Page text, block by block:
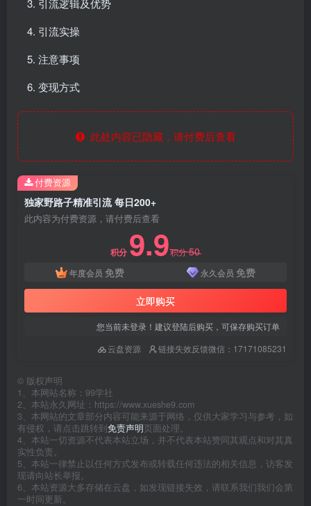
引流逻辑及优势
引流实操
注意事项
变现方式
此处内容已隐藏，请付费后查看
独家野路子精准引流 每日200+
此内容为付费资源，请付费后查看
积分 9.9积分50
年度会员 免费 永久会员 免费
立即购买
您当前未登录！建议登陆后购买，可保存购买订单
云盘资源
链接失效反馈微信：17171085231
付费资源
© 版权声明
1、本网站名称：99学社
2、本站永久网址：https://www.xueshe9.com
3、本网站的文章部分内容可能来源于网络，仅供大家学习与参考，如
有侵权，请点击跳转到免责声明页面处理。
4、本站一切资源不代表本站立场，并不代表本站赞同其观点和对其真
实性负责。
5、本站一律禁止以任何方式发布或转载任何违法的相关信息，访客发
现请向站长举报。
6、本站资源大多存储在云盘，如发现链接失效，请联系我们我们会第
一时间更新。